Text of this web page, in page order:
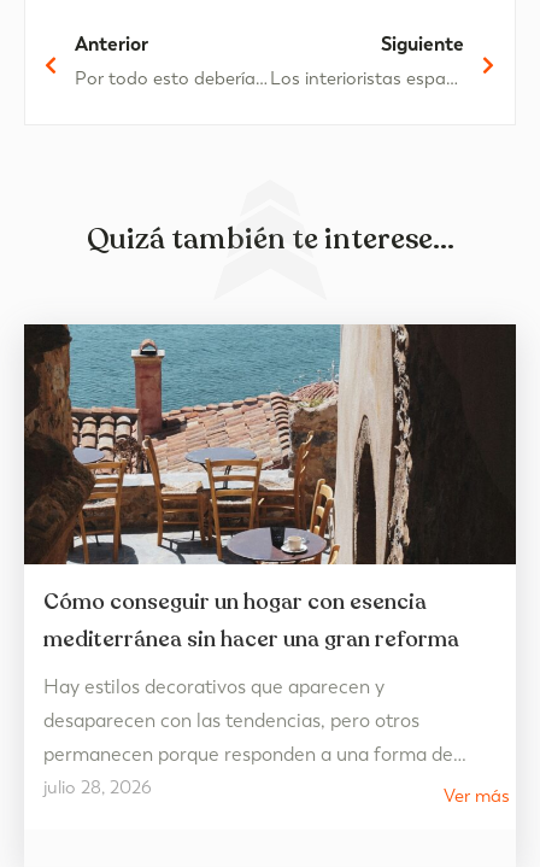
Anterior
Por todo esto deberías practicar yoga en la playa
Siguiente
Los interioristas españoles a los que debes seguir la pista
Quizá también te interese...
Cómo conseguir un hogar con esencia
mediterránea sin hacer una gran reforma
julio 28, 2026
Hay estilos decorativos que aparecen y
desaparecen con las tendencias, pero otros
permanecen porque responden a una forma de
vivir. La decoración estilo mediterráneo es uno deVer más